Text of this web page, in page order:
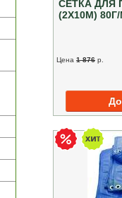
СЕТКА ДЛЯ
(2Х10М)
Цена 1 876 p.